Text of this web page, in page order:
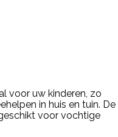
voor uw kinderen, zo
in huis en tuin. De
voor vochtige